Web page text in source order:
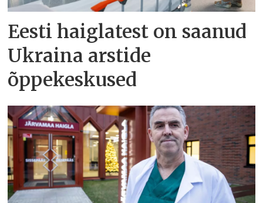
Eesti haiglatest on saanud
Ukraina arstide
õppekeskused